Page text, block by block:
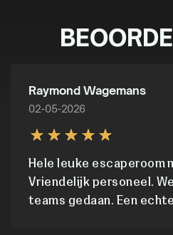
Raymond Wagemans
02-05-2026
Hele leuke escaperoom
Vriendelijk personeel.
teams gedaan. Een